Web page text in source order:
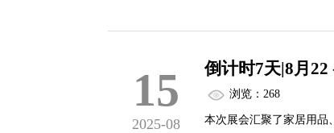
15
2025-08
倒计时7天|8月
浏览：268
本次展会汇聚了家居用品